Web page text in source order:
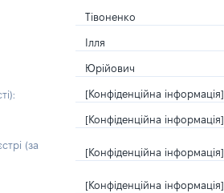
Тівоненко
Ілля
Юрійович
[Конфіденційна інформація]
[Конфіденційна інформація]
(за
[Конфіденційна інформація]
[Конфіденційна інформація]